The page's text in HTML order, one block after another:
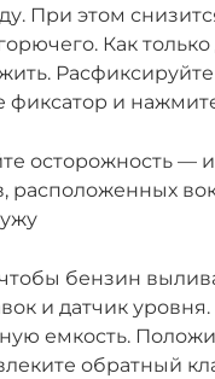
При этом
Как только
фиксатор и
осторожность —
расположенных
бензин
и датчик
емкость.
обратный